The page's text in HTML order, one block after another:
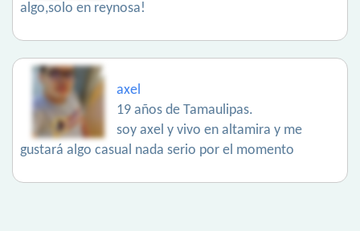
algo,solo en reynosa!
axel
19 años de Tamaulipas.
soy axel y vivo en altamira y me
gustará algo casual nada serio por el momento